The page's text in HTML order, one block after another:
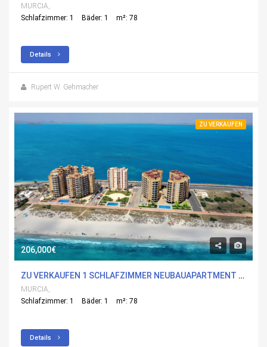
MURCIA,
Schlafzimmer: 1
Bäder: 1 m²: 78
Details
Rupert W. Gehmacher
ZU VERKAUFEN
206,000€
ZU VERKAUFEN 1 SCHLAFZIMMER NEUBAUAPARTMENT IN LA MANGA DEL MAR MENOR, MURCIA MIT POOL
MURCIA,
Schlafzimmer: 1
Bäder: 1 m²: 78
Details